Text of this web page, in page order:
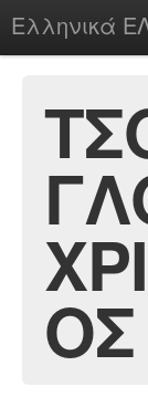
Ελληνικά
chesstu.be @
Login
ΟΣ